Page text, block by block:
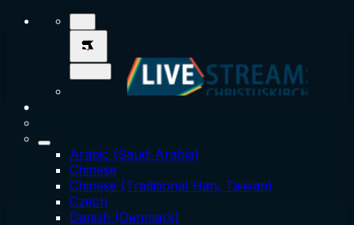
Arabic (Saudi Arabia)
Chinese
Chinese (Traditional Han, Taiwan)
Czech
Danish (Denmark)